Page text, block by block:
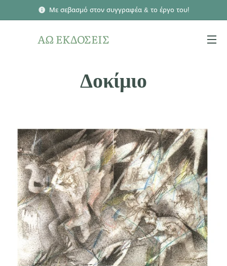
Με σεβασμό στον συγγραφέα & το έργο του!
ΑΩ ΕΚΔΟΣΕΙΣ
Δοκίμιο